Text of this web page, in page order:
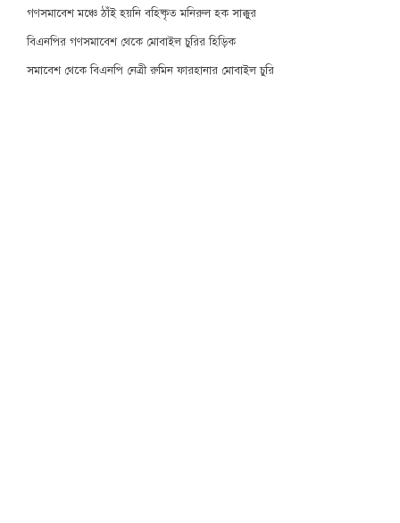
গণসমাবেশ মঞ্চে ঠাঁই হয়নি বহিষ্কৃত মনিরুল হক সাক্কুর
বিএনপির গণসমাবেশ থেকে মোবাইল চুরির হিড়িক
সমাবেশ থেকে বিএনপি নেত্রী রুমিন ফারহানার মোবাইল চুরি